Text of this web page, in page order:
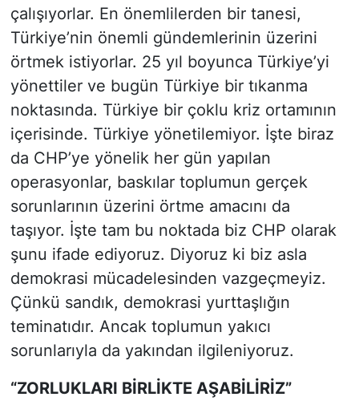
çalışıyorlar. En önemlilerden bir tanesi,
Türkiye’nin önemli gündemlerinin üzerini
örtmek istiyorlar. 25 yıl boyunca Türkiye’yi
yönettiler ve bugün Türkiye bir tıkanma
noktasında. Türkiye bir çoklu kriz ortamının
içerisinde. Türkiye yönetilemiyor. İşte biraz
da CHP’ye yönelik her gün yapılan
operasyonlar, baskılar toplumun gerçek
sorunlarının üzerini örtme amacını da
taşıyor. İşte tam bu noktada biz CHP olarak
şunu ifade ediyoruz. Diyoruz ki biz asla
demokrasi mücadelesinden vazgeçmeyiz.
Çünkü sandık, demokrasi yurttaşlığın
teminatıdır. Ancak toplumun yakıcı
sorunlarıyla da yakından ilgileniyoruz.
“ZORLUKLARI BİRLİKTE AŞABİLİRİZ”